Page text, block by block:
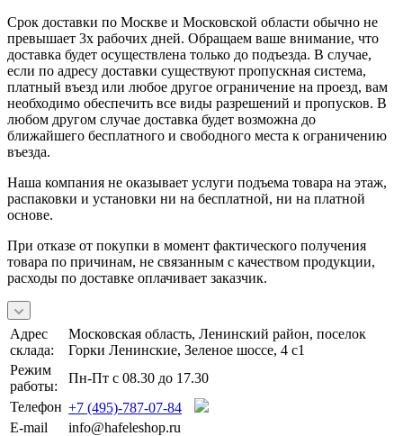
Срок доставки по Москве и Московской области обычно не
превышает 3х рабочих дней. Обращаем ваше внимание, что
доставка будет осуществлена только до подъезда. В случае,
если по адресу доставки существуют пропускная система,
платный въезд или любое другое ограничение на проезд, вам
необходимо обеспечить все виды разрешений и пропусков. В
любом другом случае доставка будет возможна до
ближайшего бесплатного и свободного места к ограничению
въезда.
Наша компания не оказывает услуги подъема товара на этаж,
распаковки и установки ни на бесплатной, ни на платной
основе.
При отказе от покупки в момент фактического получения
товара по причинам, не связанным с качеством продукции,
расходы по доставке оплачивает заказчик.
Адрес
склада:
Московская область, Ленинский район, поселок
Горки Ленинские, Зеленое шоссе, 4 с1
Режим
работы:
Пн-Пт с 08.30 до 17.30
Телефон +7 (495)-787-07-84
E-mail
info@hafeleshop.ru